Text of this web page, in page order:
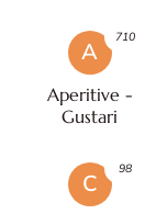
A
Aperitive -
Gustari
710
C
98